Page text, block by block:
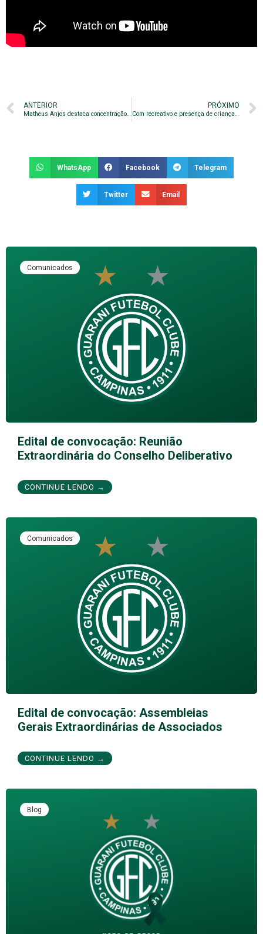
ANTERIOR
Matheus Anjos destaca concentração como fator principal para enfrentar o Avaí
PRÓXIMO
Com recreativo e presença de crianças, Guarani encerra preparação
WhatsApp Facebook Telegram
Twitter Email
Comunicados
Edital de convocação: Reunião
Extraordinária do Conselho Deliberativo
CONTINUE LENDO →
Comunicados
Edital de convocação: Assembleias
Gerais Extraordinárias de Associados
CONTINUE LENDO →
Blog